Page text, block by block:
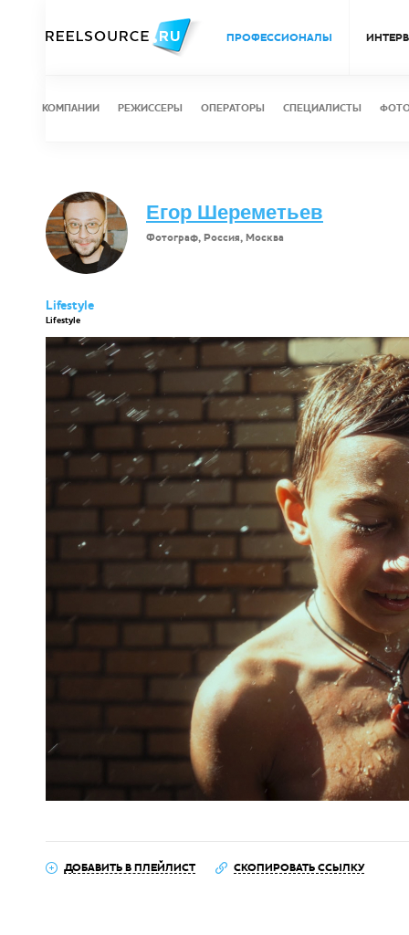
ПРОФЕССИОНАЛЫ
КОМПАНИИ РЕЖИССЕРЫ ОПЕРАТОРЫ СПЕЦИАЛИСТЫ
Егор Шереметьев
Фотограф, Россия, Москва
Lifestyle
Lifestyle
ДОБАВИТЬ В ПЛЕЙЛИСТ СКОПИРОВАТЬ ССЫЛКУ